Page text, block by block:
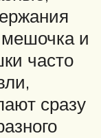
мешочка и
часто
сразу